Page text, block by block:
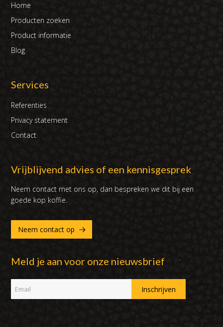
Home
Producten zoeken
Product informatie
Blog
Services
Referenties
Privacy statement
Contact
Vrijblijvend advies of een kennisgesprek
Neem contact met ons op, dan bespreken we dit bij een
goede kop koffie.
Neem contact op
Meld je aan voor onze nieuwsbrief